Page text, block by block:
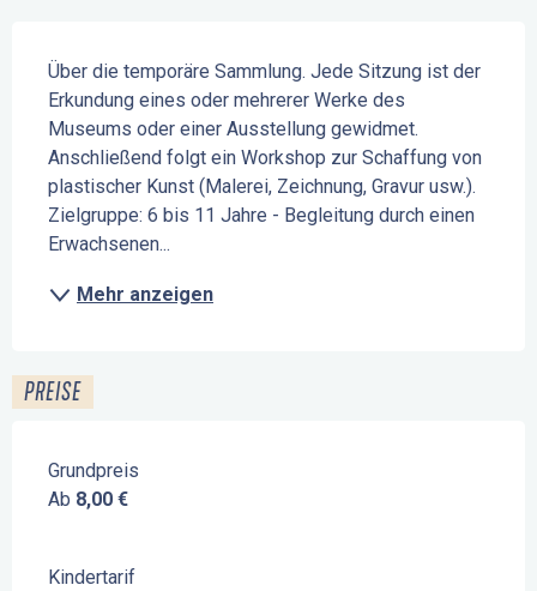
Über die temporäre Sammlung. Jede Sitzung ist der
Erkundung eines oder mehrerer Werke des
Museums oder einer Ausstellung gewidmet.
Anschließend folgt ein Workshop zur Schaffung von
plastischer Kunst (Malerei, Zeichnung, Gravur usw.).
Zielgruppe: 6 bis 11 Jahre - Begleitung durch einen
Erwachsenen...
Mehr anzeigen
PREISE
Grundpreis
Ab 8,00 €
Kindertarif